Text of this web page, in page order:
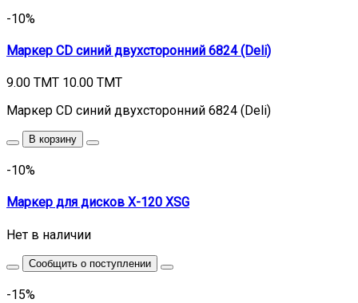
-10%
Маркер CD синий двухсторонний 6824 (Deli)
9.00 TMT 10.00 TMT
Маркер CD синий двухсторонний 6824 (Deli)
В корзину
-10%
Маркер для дисков X-120 XSG
Нет в наличии
Сообщить о поступлении
-15%